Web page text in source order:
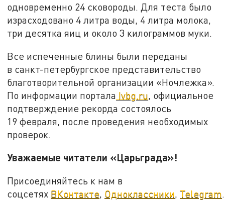
одновременно 24 сковороды. Для теста было
израсходовано 4 литра воды, 4 литра молока,
три десятка яиц и около 3 килограммов муки.
Все испеченные блины были переданы
в санкт-петербургское представительство
благотворительной организации «Ночлежка».
По информации портала Ivbg.ru , официальное
подтверждение рекорда состоялось
19 февраля, после проведения необходимых
проверок.
Уважаемые читатели «Царьграда»!
Присоединяйтесь к нам в
соцсетях ВКонтакте, Одноклассники, Telegram.